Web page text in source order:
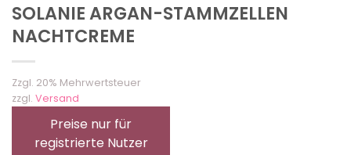
SOLANIE ARGAN-STAMMZELLEN
NACHTCREME
Zzgl. 20% Mehrwertsteuer
zzgl. Versand
Preise nur für
registrierte Nutzer